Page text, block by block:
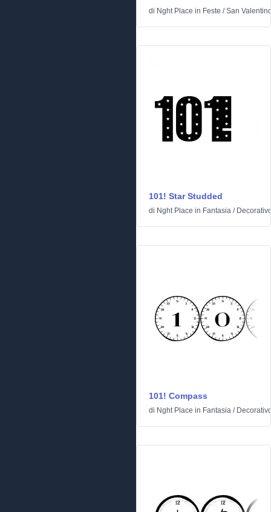
di Nght Place in Feste /San
101! Star Studded
di Nght Place in Fantasia /
101! Compass
di Nght Place in Fantasia /